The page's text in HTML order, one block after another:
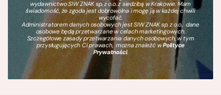
wydawnictwo SIW ZNAK sp. z o.o. z siedzibą w Krakowie. Mam
świadomość, że zgoda jest dobrowolna i mogę ją w każdej chwili
wycofać.
Administratorem danych osobowych jest SIW ZNAK sp. z o.o., dane
osobowe będą przetwarzane w celach marketingowych.
Szczegółowe zasady przetwarzania danych osobowych, w tym
przysługujących Ci prawach, można znaleźć wPolityce
Prywatności.